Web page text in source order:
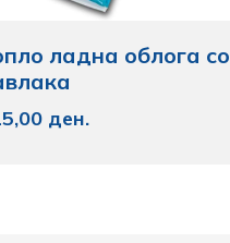
ладна облога со
ден.